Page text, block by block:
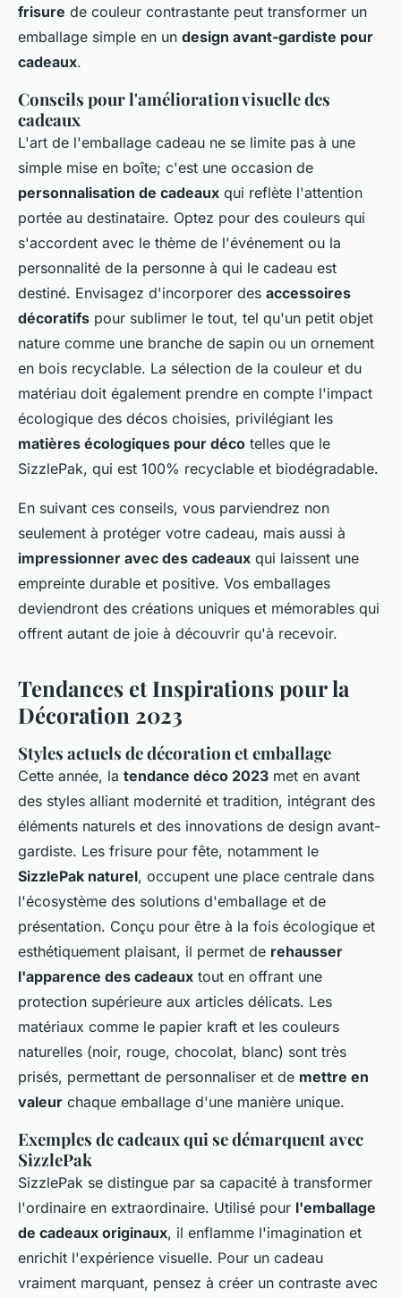
frisure de couleur contrastante peut transformer un
emballage simple en un design avant-gardiste pour
cadeaux.
Conseils pour l'amélioration visuelle des
cadeaux
L'art de l'emballage cadeau ne se limite pas à une
simple mise en boîte; c'est une occasion de
personnalisation de cadeaux qui reflète l'attention
portée au destinataire. Optez pour des couleurs qui
s'accordent avec le thème de l'événement ou la
personnalité de la personne à qui le cadeau est
destiné. Envisagez d'incorporer des accessoires
décoratifs pour sublimer le tout, tel qu'un petit objet
nature comme une branche de sapin ou un ornement
en bois recyclable. La sélection de la couleur et du
matériau doit également prendre en compte l'impact
écologique des décos choisies, privilégiant les
matières écologiques pour déco telles que le
SizzlePak, qui est 100% recyclable et biodégradable.
En suivant ces conseils, vous parviendrez non
seulement à protéger votre cadeau, mais aussi à
impressionner avec des cadeaux qui laissent une
empreinte durable et positive. Vos emballages
deviendront des créations uniques et mémorables qui
offrent autant de joie à découvrir qu'à recevoir.
Tendances et Inspirations pour la
Décoration 2023
Styles actuels de décoration et emballage
Cette année, la tendance déco 2023 met en avant
des styles alliant modernité et tradition, intégrant des
éléments naturels et des innovations de design avant-
gardiste. Les frisure pour fête, notamment le
SizzlePak naturel, occupent une place centrale dans
l'écosystème des solutions d'emballage et de
présentation. Conçu pour être à la fois écologique et
esthétiquement plaisant, il permet de rehausser
l'apparence des cadeaux tout en offrant une
protection supérieure aux articles délicats. Les
matériaux comme le papier kraft et les couleurs
naturelles (noir, rouge, chocolat, blanc) sont très
prisés, permettant de personnaliser et de mettre en
valeur chaque emballage d'une manière unique.
Exemples de cadeaux qui se démarquent avec
SizzlePak
SizzlePak se distingue par sa capacité à transformer
l'ordinaire en extraordinaire. Utilisé pour l'emballage
de cadeaux originaux, il enflamme l'imagination et
enrichit l'expérience visuelle. Pour un cadeau
vraiment marquant, pensez à créer un contraste avec